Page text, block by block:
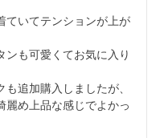
ていてテンションが上が
ンも可愛くてお気に入り
も追加購入しましたが、
麗め上品な感じでよかっ